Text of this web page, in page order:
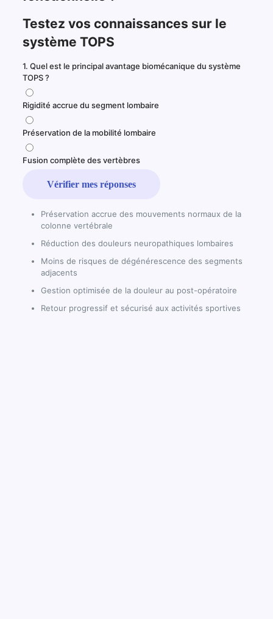
Testez vos connaissances sur le
système TOPS
1. Quel est le principal avantage biomécanique du système
TOPS ?
Rigidité accrue du segment lombaire
Préservation de la mobilité lombaire
Fusion complète des vertèbres
Vérifier mes réponses
Préservation accrue des mouvements normaux de la
colonne vertébrale
Réduction des douleurs neuropathiques lombaires
Moins de risques de dégénérescence des segments
adjacents
Gestion optimisée de la douleur au post-opératoire
Retour progressif et sécurisé aux activités sportives